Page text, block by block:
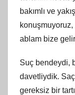
bakımlı ve
ablam bize
Suç bendeydi,
davetliydik.
gereksiz bir